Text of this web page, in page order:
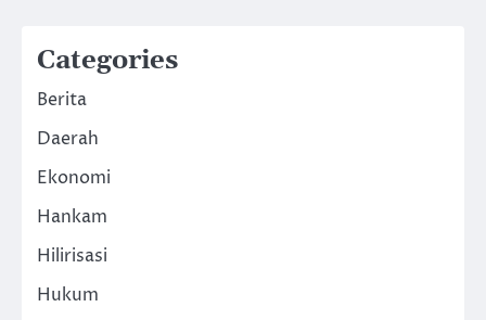
Categories
Berita
Daerah
Ekonomi
Hankam
Hilirisasi
Hukum